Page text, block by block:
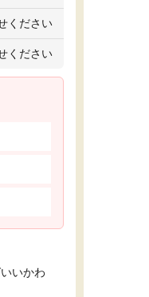
ください
ください
いかわ